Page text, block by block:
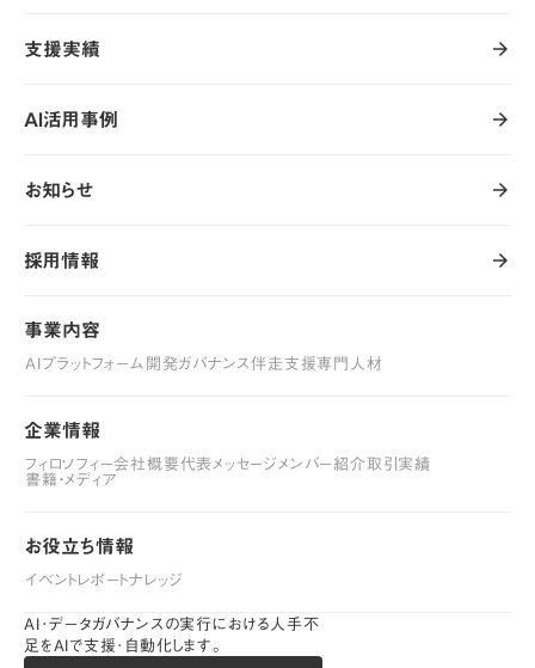
支援実績
支援実績 arrow_forward
AI活用事例
AI活用事例 arrow_forward
お知らせ
お知らせ arrow_forward
採用情報
採用情報 arrow_forward
事業内容
事業内容
AIプラットフォーム開発
AIプラットフォーム開発ガバナンス伴走支援
ガバナンス伴走支援専門人材
専門人材
企業情報
企業情報
フィロソフィー
フィロソフィー会社概要
会社概要代表メッセージ
代表メッセージメンバー紹介
メンバー紹介取引実績
取引実績
書籍・メディア
書籍・メディア
お役立ち情報
お役立ち情報
イベントレポート
イベントレポート ナレッジ
ナレッジ
AI･データガバナンスの実行における人手不
足をAIで支援･自動化します。